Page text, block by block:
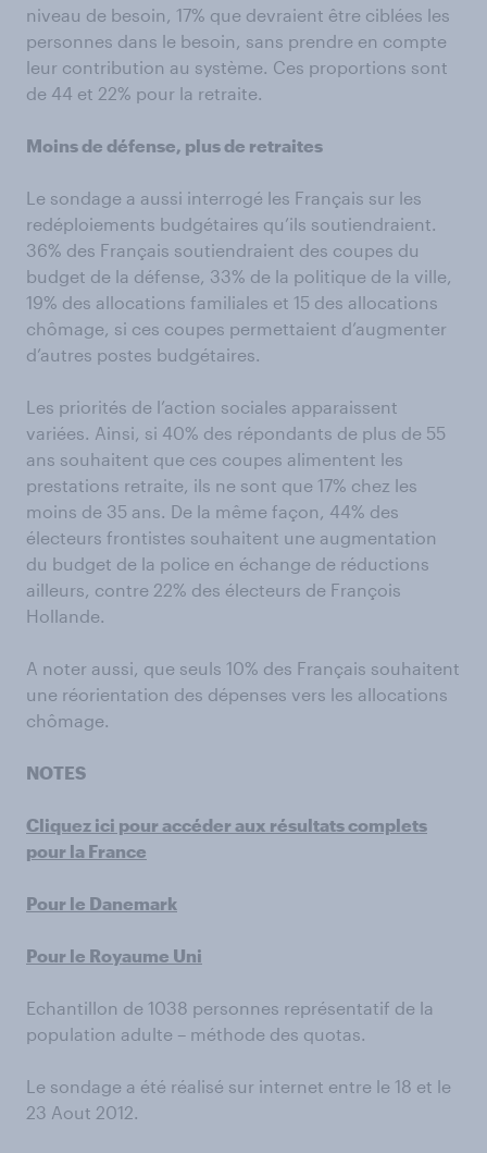
niveau de besoin, 17% que devraient être ciblées les
personnes dans le besoin, sans prendre en compte
leur contribution au système. Ces proportions sont
de 44 et 22% pour la retraite.
Moins de défense, plus de retraites
Le sondage a aussi interrogé les Français sur les
redéploiements budgétaires qu’ils soutiendraient.
36% des Français soutiendraient des coupes du
budget de la défense, 33% de la politique de la ville,
19% des allocations familiales et 15 des allocations
chômage, si ces coupes permettaient d’augmenter
d’autres postes budgétaires.
Les priorités de l’action sociales apparaissent
variées. Ainsi, si 40% des répondants de plus de 55
ans souhaitent que ces coupes alimentent les
prestations retraite, ils ne sont que 17% chez les
moins de 35 ans. De la même façon, 44% des
électeurs frontistes souhaitent une augmentation
du budget de la police en échange de réductions
ailleurs, contre 22% des électeurs de François
Hollande.
A noter aussi, que seuls 10% des Français souhaitent
une réorientation des dépenses vers les allocations
chômage.
NOTES
Cliquez ici pour accéder aux résultats complets
pour la France
Pour le Danemark
Pour le Royaume Uni
Echantillon de 1038 personnes représentatif de la
population adulte – méthode des quotas.
Le sondage a été réalisé sur internet entre le 18 et le
23 Aout 2012.